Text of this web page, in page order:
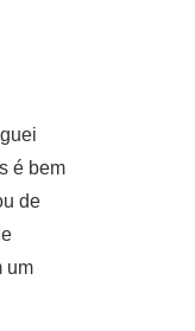
é bem
de
um